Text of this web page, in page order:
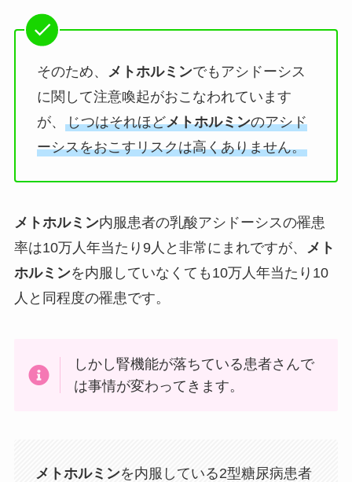
そのため、 メトホルミンでもアシドーシス
に関して注意喚起がおこなわれています
が、 じつはそれほどメトホルミンのアシド
ーシスをおこすリスクは高くありません。
メトホルミン内服患者の乳酸アシドーシスの罹患
率は10万人年当たり9人と非常にまれですが、 メト
ホルミンを内服していなくても10万人年当たり10
人と同程度の罹患です。
しかし腎機能が落ちている患者さんで
は事情が変わってきます。
メトホルミンを内服している2型糖尿病患者